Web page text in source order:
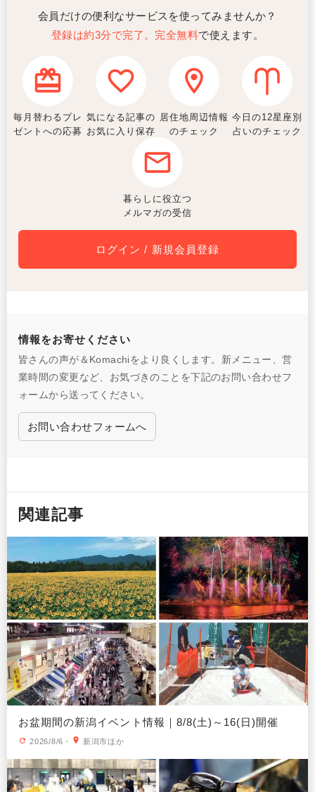
会員だけの便利なサービスを使ってみませんか？
登録は約3分で完了。完全無料で使えます。
毎月替わるプレ
ゼントへの応募
気になる記事の
お気に入り保存
居住地周辺情報
のチェック
今日の12星座別
占いのチェック
暮らしに役立つ
メルマガの受信
ログイン / 新規会員登録
情報をお寄せください
皆さんの声が＆Komachiをより良くします。新メニュー、営
業時間の変更など、お気づきのことを下記のお問い合わせフ
ォームから送ってください。
お問い合わせフォームへ
関連記事
お盆期間の新潟イベント情報｜8/8(土)～16(日)開催
2026/8/6 ・ 新潟市ほか